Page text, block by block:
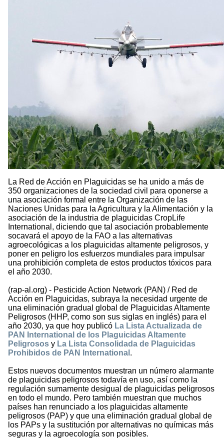
La Red de Acción en Plaguicidas se ha unido a más de
350 organizaciones de la sociedad civil para oponerse a
una asociación formal entre la Organización de las
Naciones Unidas para la Agricultura y la Alimentación y la
asociación de la industria de plaguicidas CropLife
International, diciendo que tal asociación probablemente
socavará el apoyo de la FAO a las alternativas
agroecológicas a los plaguicidas altamente peligrosos, y
poner en peligro los esfuerzos mundiales para impulsar
una prohibición completa de estos productos tóxicos para
el año 2030.
(rap-al.org) - Pesticide Action Network (PAN) / Red de
Acción en Plaguicidas, subraya la necesidad urgente de
una eliminación gradual global de Plaguicidas Altamente
Peligrosos (HHP, como son sus siglas en inglés) para el
año 2030, ya que hoy publicó La Lista Actualizada de
PAN International de los Plaguicidas Altamente
Peligrosos y La Lista Consolidada de Plaguicidas
Prohibidos de PAN International .
Estos nuevos documentos muestran un número alarmante
de plaguicidas peligrosos todavía en uso, así como la
regulación sumamente desigual de plaguicidas peligrosos
en todo el mundo. Pero también muestran que muchos
países han renunciado a los plaguicidas altamente
peligrosos (PAP) y que una eliminación gradual global de
los PAPs y la sustitución por alternativas no químicas más
seguras y la agroecología son posibles.